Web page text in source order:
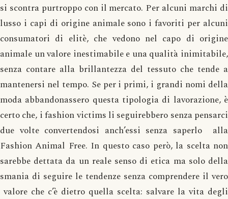
si scontra purtroppo con il mercato. Per alcuni marchi di
lusso i capi di origine animale sono i favoriti per alcuni
consumatori di elitè, che vedono nel capo di origine
animale un valore inestimabile e una qualità inimitabile,
senza contare alla brillantezza del tessuto che tende a
mantenersi nel tempo. Se per i primi, i grandi nomi della
moda abbandonassero questa tipologia di lavorazione, è
certo che, i fashion victims li seguirebbero senza pensarci
due volte convertendosi anch’essi senza saperlo alla
Fashion Animal Free. In questo caso però, la scelta non
sarebbe dettata da un reale senso di etica ma solo della
smania di seguire le tendenze senza comprendere il vero
valore che c’è dietro quella scelta: salvare la vita degli